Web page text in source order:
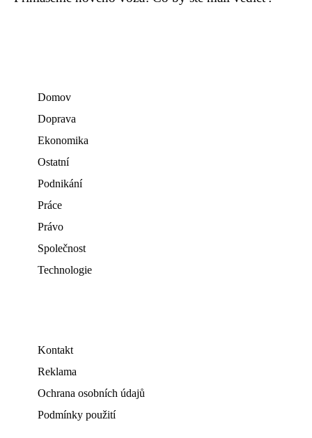
Domov
Doprava
Ekonomika
Ostatní
Podnikání
Práce
Právo
Společnost
Technologie
Kontakt
Reklama
Ochrana osobních údajů
Podmínky použití